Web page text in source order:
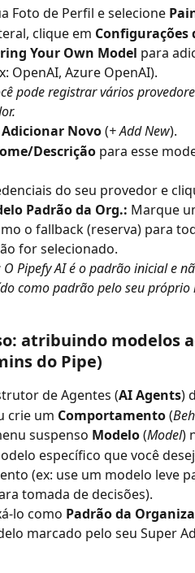
Foto de Perfil e selecione
clique em Configurações
Your Own Model para
OpenAI, Azure OpenAI).
pode registrar vários
Adicionar Novo (+ Add New).
Descrição para esse
do seu provedor e
Padrão da Org.: Marque
o fallback (reserva) para
for selecionado.
O Pipefy AI é o padrão inicial e
como padrão pelo seu próprio
atribuindo modelos
do Pipe)
de Agentes (AI Agents)
crie um Comportamento (
suspenso Modelo (Model)
específico que você
(ex: use um modelo leve
tomada de decisões).
lo como Padrão da
marcado pelo seu Super